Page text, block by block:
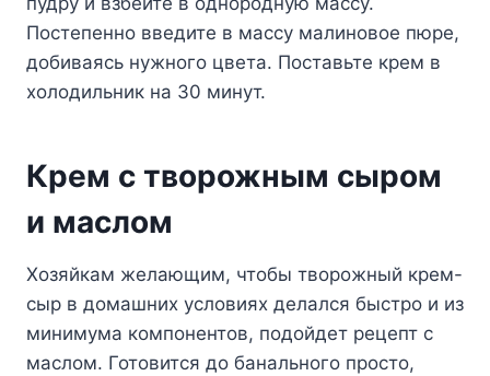
Постепенно введите в массу малиновое пюре,
добиваясь нужного цвета. Поставьте крем в
холодильник на 30 минут.
Крем с творожным сыром
и маслом
Хозяйкам желающим, чтобы творожный крем-
сыр в домашних условиях делался быстро и из
минимума компонентов, подойдет рецепт с
маслом. Готовится до банального просто,